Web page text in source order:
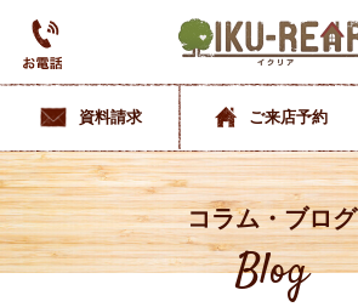
資料請求 ご来店予約
コラム・ブログ
Blog